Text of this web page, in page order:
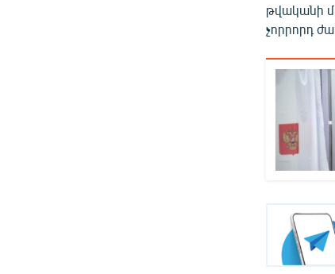
թվականի
չորրորդ